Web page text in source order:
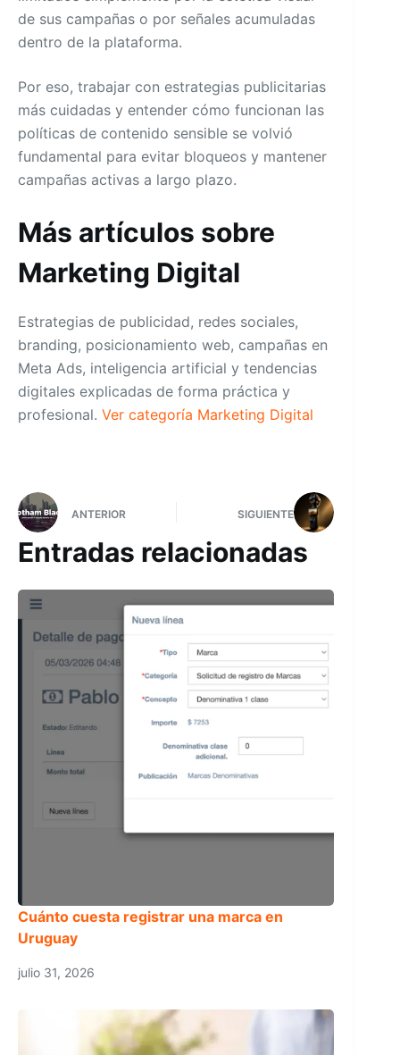
de sus campañas o por señales acumuladas
dentro de la plataforma.
Por eso, trabajar con estrategias publicitarias
más cuidadas y entender cómo funcionan las
políticas de contenido sensible se volvió
fundamental para evitar bloqueos y mantener
campañas activas a largo plazo.
Más artículos sobre
Marketing Digital
Estrategias de publicidad, redes sociales,
branding, posicionamiento web, campañas en
Meta Ads, inteligencia artificial y tendencias
digitales explicadas de forma práctica y
profesional. Ver categoría Marketing Digital
ANTERIOR SIGUIENTE
Entradas relacionadas
Cuánto cuesta registrar una marca en
Uruguay
julio 31, 2026